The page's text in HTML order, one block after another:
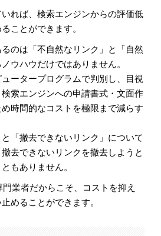
れば、検索エンジンからの評価低
ことができます。
のは「不自然なリンク」と「自然
ウハウだけではありません。
ータープログラムで判別し、目視
索エンジンへの申請書式・文面作
時間的なコストを極限まで減らす
と「撤去できないリンク」について
去できないリンクを撤去しようと
もありません。
業者だからこそ、コストを抑え
めることができます。